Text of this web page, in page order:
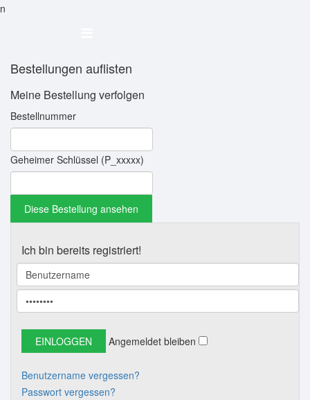
n
Bestellungen auflisten
Meine Bestellung verfolgen
Bestellnummer
Geheimer Schlüssel (P_xxxxx)
Ich bin bereits registriert!
Angemeldet bleiben
Benutzername vergessen?
Passwort vergessen?